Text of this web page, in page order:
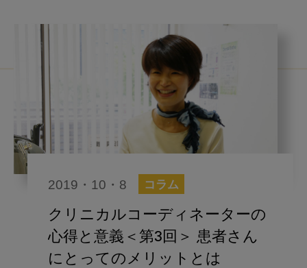
2019・10・8 コラム
クリニカルコーディネーターの
心得と意義＜第3回＞ 患者さん
にとってのメリットとは